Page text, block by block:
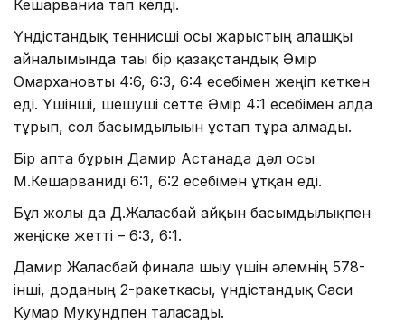
Кешарваниға тап келді.
Үндістандық теннисші осы жарыстың алғашқы
айналымында тағы бір қазақстандық Әмір
Омархановты 4:6, 6:3, 6:4 есебімен жеңіп кеткен
еді. Үшінші, шешуші сетте Әмір 4:1 есебімен алда
тұрып, сол басымдылығын ұстап тұра алмады.
Бір апта бұрын Дамир Астанада дәл осы
М.Кешарваниді 6:1, 6:2 есебімен ұтқан еді.
Бұл жолы да Д.Жалғасбай айқын басымдылықпен
жеңіске жетті – 6:3, 6:1.
Дамир Жалғасбай финалға шығу үшін әлемнің 578-
інші, доданың 2-ракеткасы, үндістандық Саси
Кумар Мукундпен таласады.